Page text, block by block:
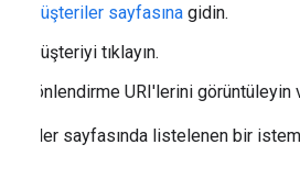
Müşteriler sayfasına gidin.
Müşteriyi tıklayın.
Yönlendirme URI'lerini
sayfasında listelenen bir